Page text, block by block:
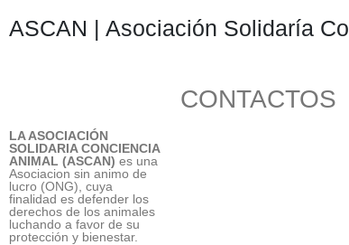
ASCAN | Asociación Solidaría
LA ASOCIACIÓN
SOLIDARIA CONCIENCIA
ANIMAL (ASCAN) es una
Asociacion sin animo de
lucro (ONG), cuya
finalidad es defender los
derechos de los animales
luchando a favor de su
protección y bienestar.
CONTACTOS